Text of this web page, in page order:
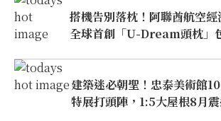
搭機告別落枕！阿聯酋航空經
全球首創「U-Dream頭枕」
建築迷必朝聖！忠泰美術館
特展打頭陣，1:5大屋根8月